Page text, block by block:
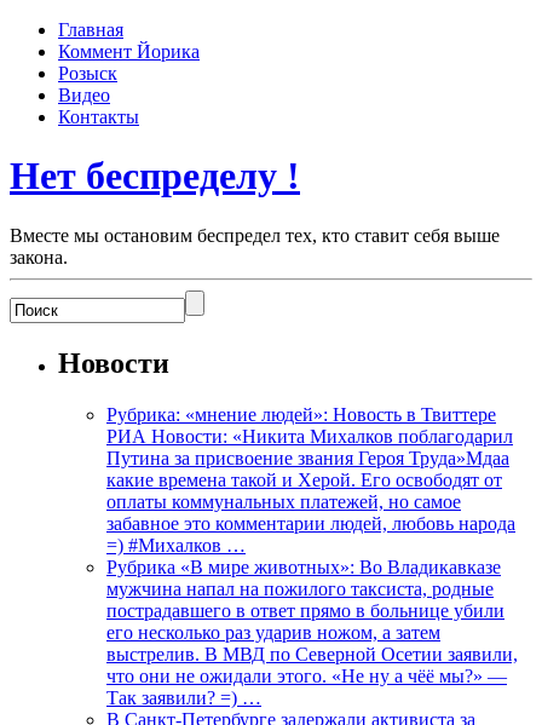
Главная
Коммент Йорика
Розыск
Видео
Контакты
Нет беспределу !
Вместе мы остановим беспредел тех, кто ставит себя выше
закона.
Новости
Рубрика: «мнение людей»: Новость в Твиттере
РИА Новости: «Никита Михалков поблагодарил
Путина за присвоение звания Героя Труда»Мдаа
какие времена такой и Херой. Его освободят от
оплаты коммунальных платежей, но самое
забавное это комментарии людей, любовь народа
=) #Михалков …
Рубрика «В мире животных»: Во Владикавказе
мужчина напал на пожилого таксиста, родные
пострадавшего в ответ прямо в больнице убили
его несколько раз ударив ножом, а затем
выстрелив. В МВД по Северной Осетии заявили,
что они не ожидали этого. «Не ну а чёё мы?» —
Так заявили? =) …
В Санкт-Петербурге задержали активиста за